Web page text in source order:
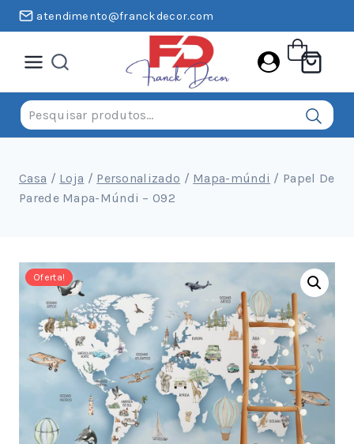
Pular
para
conteúdo
atendimento@franckdecor.com
Pesquisar
por:
Casa / Loja / Personalizado / Mapa-múndi / Papel De
Parede Mapa-Múndi – 092
Oferta!